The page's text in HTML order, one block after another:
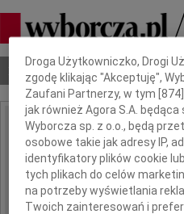
Nekrologi Odeszli Poradnik
IMIĘ I NAZWISKO:
REGION: Gdańsk
DATA EMISJI: 18.03.2022
Dbamy o Twoją prywatność
Droga Użytkowniczko, Drogi
zgodę klikając "Akceptuję",
Zaufani Partnerzy, w tym [874
jak również Agora S.A. będąca
Wyborcza sp. z o.o., będą
osobowe takie jak adresy IP,
identyfikatory plików cookie
tych plikach do celów
na potrzeby wyświetlania
Twoich zainteresowań i